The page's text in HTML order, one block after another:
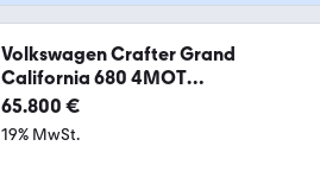
Volkswagen Crafter Grand
California 680 4MOT
OFFROAD/DACHKL
65.800 €
19% MwSt.